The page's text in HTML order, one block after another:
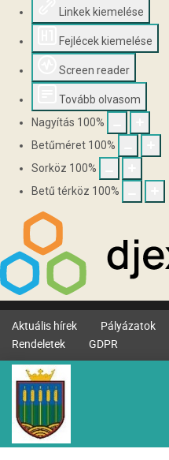
Linkek kiemelése
Fejlécek kiemelése
Screen reader
Tovább olvasom
Nagyítás 100%
Betűméret 100%
Sorköz 100%
Betű térköz 100%
Aktuális hírek Pályázatok
Rendeletek
GDPR